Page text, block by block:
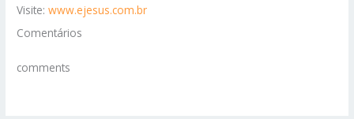
Visite:www.ejesus.com.br
Comentários
comments